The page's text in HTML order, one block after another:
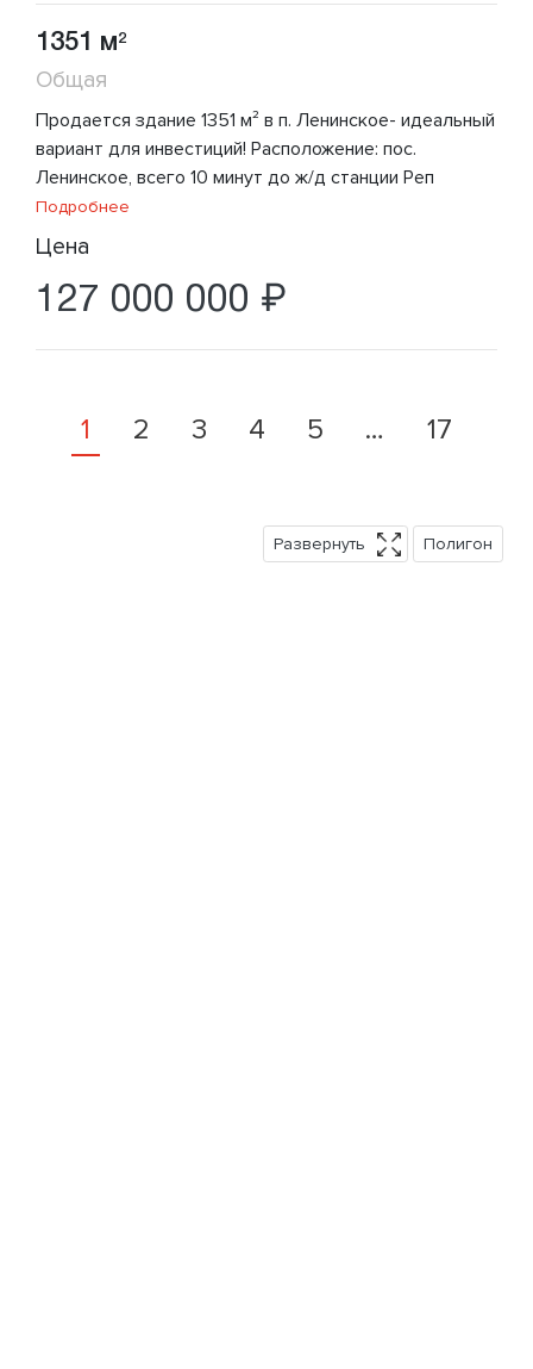
1351 м2
Общая
Продается здание 1351 м² в п. Ленинское- идеальный
вариант для инвестиций! Расположение: пос.
Ленинское, всего 10 минут до ж/д станции Реп
Подробнее
Цена
127 000 000 ₽
1 2 3 4 5 … 17
Развернуть Полигон